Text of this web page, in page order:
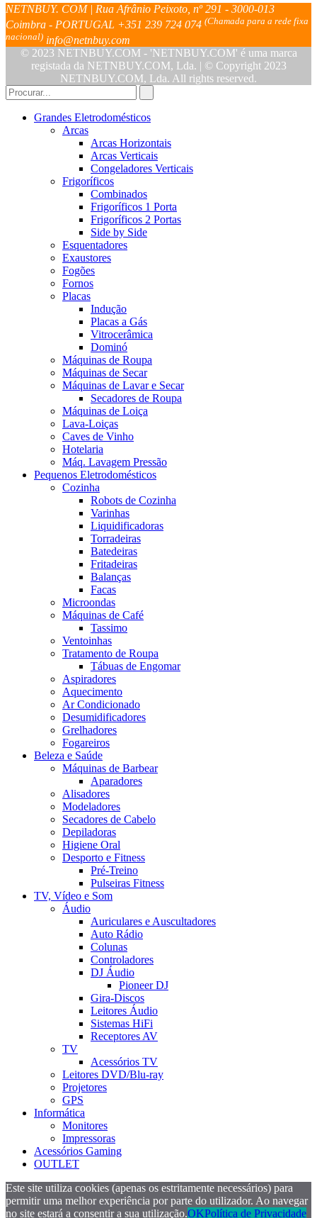
NETNBUY. COM | Rua Afrânio Peixoto, nº 291 - 3000-013
Coimbra - PORTUGAL +351 239 724 074 (Chamada para a rede fixa
nacional) info@netnbuy.com
© 2023 NETNBUY.COM - 'NETNBUY.COM' é uma marca
registada da NETNBUY.COM, Lda. | © Copyright 2023
NETNBUY.COM, Lda. All rights reserved.
Grandes Eletrodomésticos
Arcas
Arcas Horizontais
Arcas Verticais
Congeladores Verticais
Frigoríficos
Combinados
Frigoríficos 1 Porta
Frigoríficos 2 Portas
Side by Side
Esquentadores
Exaustores
Fogões
Fornos
Placas
Indução
Placas a Gás
Vitrocerâmica
Dominó
Máquinas de Roupa
Máquinas de Secar
Máquinas de Lavar e Secar
Secadores de Roupa
Máquinas de Loiça
Lava-Loiças
Caves de Vinho
Hotelaria
Máq. Lavagem Pressão
Pequenos Eletrodomésticos
Cozinha
Robots de Cozinha
Varinhas
Liquidificadoras
Torradeiras
Batedeiras
Fritadeiras
Balanças
Facas
Microondas
Máquinas de Café
Tassimo
Ventoinhas
Tratamento de Roupa
Tábuas de Engomar
Aspiradores
Aquecimento
Ar Condicionado
Desumidificadores
Grelhadores
Fogareiros
Beleza e Saúde
Máquinas de Barbear
Aparadores
Alisadores
Modeladores
Secadores de Cabelo
Depiladoras
Higiene Oral
Desporto e Fitness
Pré-Treino
Pulseiras Fitness
TV, Vídeo e Som
Áudio
Auriculares e Auscultadores
Auto Rádio
Colunas
Controladores
DJ Áudio
Pioneer DJ
Gira-Discos
Leitores Áudio
Sistemas HiFi
Receptores AV
TV
Acessórios TV
Leitores DVD/Blu-ray
Projetores
GPS
Informática
Monitores
Impressoras
Acessórios Gaming
OUTLET
Este site utiliza cookies (apenas os estritamente necessários) para
permitir uma melhor experiência por parte do utilizador. Ao navegar
no site estará a consentir a sua utilização.OKPolítica de Privacidade